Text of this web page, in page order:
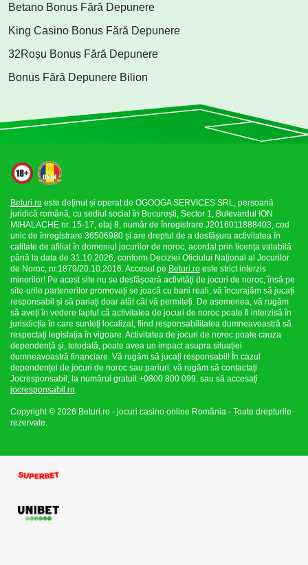
Betano Bonus Fără Depunere
King Casino Bonus Fără Depunere
32Roșu Bonus Fără Depunere
Bonus Fără Depunere Bilion
Beturi.ro este deținut și operat de OGOOGA SERVICES SRL, persoană
juridică română, cu sediul social în București, Sector 1, Bulevardul ION
MIHALACHE nr. 15-17, etaj 8, număr de înregistrare J2016011888403, cod
unic de înregistrare 36506980 și are dreptul de a desfășura activitatea în
calitate de afiliat în domeniul jocurilor de noroc, acordat prin licența valabilă
până la data de 31.10.2026, conform Deciziei Oficiului Național al Jocurilor
de Noroc, nr.1879/20.10.2016. Accesul pe Beturi.ro este strict interzis
minorilor! Pe acest site nu se desfășoară activități de jocuri de noroc, însă pe
site-urile partenerilor promovați se joacă cu bani reali, vă încurajăm să jucați
responsabil și să pariați doar atât cât vă permiteți. De asemenea, vă rugăm
să aveți în vedere faptul că activitatea de jocuri de noroc poate fi interzisă în
jurisdicția în care sunteți localizat, fiind responsabilitatea dumneavoastră să
respectați legislația în vigoare. Activitatea de jocuri de noroc poate cauza
dependență și, totodată, poate avea un impact asupra situației
dumneavoastră financiare. Vă rugăm să jucați responsabil! În cazul
dependenței de jocuri de noroc sau pariuri, vă rugăm să contactați
Jocresponsabil, la numărul gratuit +0800 800 099, sau să accesați
jocresponsabil.ro.
Copyright © 2026 Beturi.ro - jocuri casino online România - Toate drepturile
rezervate.